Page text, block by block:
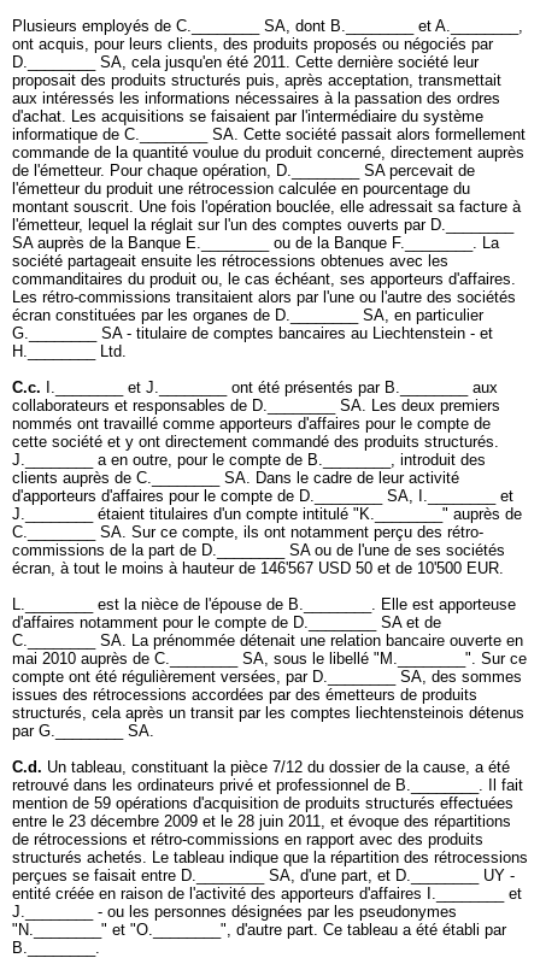
Plusieurs employés de C.________ SA, dont B.________ et A.________,
ont acquis, pour leurs clients, des produits proposés ou négociés par
D.________ SA, cela jusqu'en été 2011. Cette dernière société leur
proposait des produits structurés puis, après acceptation, transmettait
aux intéressés les informations nécessaires à la passation des ordres
d'achat. Les acquisitions se faisaient par l'intermédiaire du système
informatique de C.________ SA. Cette société passait alors formellement
commande de la quantité voulue du produit concerné, directement auprès
de l'émetteur. Pour chaque opération, D.________ SA percevait de
l'émetteur du produit une rétrocession calculée en pourcentage du
montant souscrit. Une fois l'opération bouclée, elle adressait sa facture à
l'émetteur, lequel la réglait sur l'un des comptes ouverts par D.________
SA auprès de la Banque E.________ ou de la Banque F.________. La
société partageait ensuite les rétrocessions obtenues avec les
commanditaires du produit ou, le cas échéant, ses apporteurs d'affaires.
Les rétro-commissions transitaient alors par l'une ou l'autre des sociétés
écran constituées par les organes de D.________ SA, en particulier
G.________ SA - titulaire de comptes bancaires au Liechtenstein - et
H.________ Ltd.
C.c. I.________ et J.________ ont été présentés par B.________ aux
collaborateurs et responsables de D.________ SA. Les deux premiers
nommés ont travaillé comme apporteurs d'affaires pour le compte de
cette société et y ont directement commandé des produits structurés.
J.________ a en outre, pour le compte de B.________, introduit des
clients auprès de C.________ SA. Dans le cadre de leur activité
d'apporteurs d'affaires pour le compte de D.________ SA, I.________ et
J.________ étaient titulaires d'un compte intitulé "K.________" auprès de
C.________ SA. Sur ce compte, ils ont notamment perçu des rétro-
commissions de la part de D.________ SA ou de l'une de ses sociétés
écran, à tout le moins à hauteur de 146'567 USD 50 et de 10'500 EUR.
L.________ est la nièce de l'épouse de B.________. Elle est apporteuse
d'affaires notamment pour le compte de D.________ SA et de
C.________ SA. La prénommée détenait une relation bancaire ouverte en
mai 2010 auprès de C.________ SA, sous le libellé "M.________". Sur ce
compte ont été régulièrement versées, par D.________ SA, des sommes
issues des rétrocessions accordées par des émetteurs de produits
structurés, cela après un transit par les comptes liechtensteinois détenus
par G.________ SA.
C.d. Un tableau, constituant la pièce 7/12 du dossier de la cause, a été
retrouvé dans les ordinateurs privé et professionnel de B.________. Il fait
mention de 59 opérations d'acquisition de produits structurés effectuées
entre le 23 décembre 2009 et le 28 juin 2011, et évoque des répartitions
de rétrocessions et rétro-commissions en rapport avec des produits
structurés achetés. Le tableau indique que la répartition des rétrocessions
perçues se faisait entre D.________ SA, d'une part, et D.________ UY -
entité créée en raison de l'activité des apporteurs d'affaires I.________ et
J.________ - ou les personnes désignées par les pseudonymes
"N.________" et "O.________", d'autre part. Ce tableau a été établi par
B.________.